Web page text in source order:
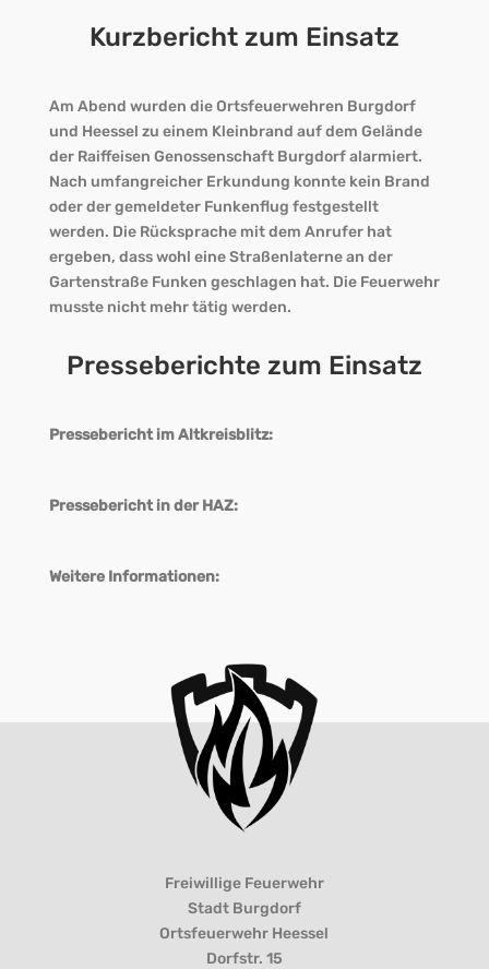
Kurzbericht zum Einsatz
Am Abend wurden die Ortsfeuerwehren Burgdorf
und Heessel zu einem Kleinbrand auf dem Gelände
der Raiffeisen Genossenschaft Burgdorf alarmiert.
Nach umfangreicher Erkundung konnte kein Brand
oder der gemeldeter Funkenflug festgestellt
werden. Die Rücksprache mit dem Anrufer hat
ergeben, dass wohl eine Straßenlaterne an der
Gartenstraße Funken geschlagen hat. Die Feuerwehr
musste nicht mehr tätig werden.
Presseberichte zum Einsatz
Pressebericht im Altkreisblitz:
Pressebericht in der HAZ:
Weitere Informationen:
Freiwillige Feuerwehr
Stadt Burgdorf
Ortsfeuerwehr Heessel
Dorfstr. 15